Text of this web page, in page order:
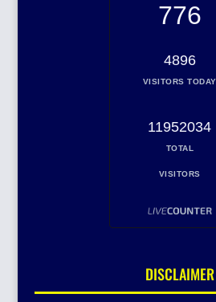
776
4896
VISITORS TODAY
11952034
TOTAL
VISITORS
DISCLAIMER